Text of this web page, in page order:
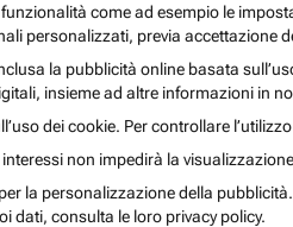
come ad esempio le
personalizzati, previa accettazione
la pubblicità online basata
insieme ad altre informazioni in
dei cookie. Per controllare
non impedirà la
la personalizzazione della
dati, consulta le loro privacy policy.